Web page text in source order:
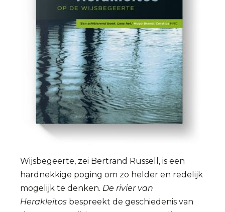
Wijsbegeerte, zei Bertrand Russell, is een
hardnekkige poging om zo helder en redelijk
mogelijk te denken. De rivier van
Herakleitos bespreekt de geschiedenis van